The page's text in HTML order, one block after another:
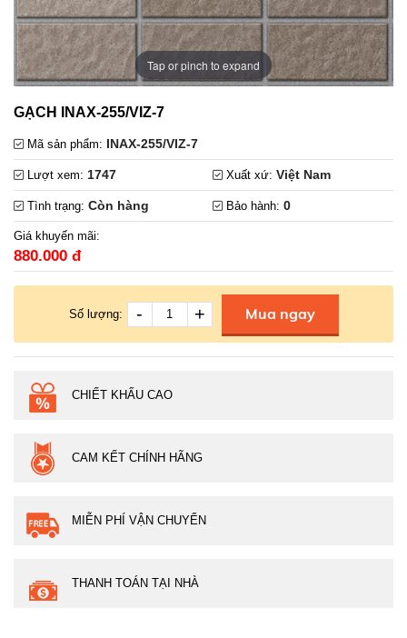
Tap or pinch to expand
GẠCH INAX-255/VIZ-7
Mã sản phẩm: INAX-255/VIZ-7
Lượt xem: 1747 Xuất xứ: Việt Nam
Tình trạng: Còn hàng Bảo hành: 0
Giá khuyến mãi:
880.000 đ
Số lượng: - + Mua ngay
CHIẾT KHẤU CAO
CAM KẾT CHÍNH HÃNG
MIỄN PHÍ VẬN CHUYỂN
THANH TOÁN TẠI NHÀ